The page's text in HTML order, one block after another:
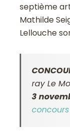
septième
Mathilde
Lellouche
ray Le
3
concours